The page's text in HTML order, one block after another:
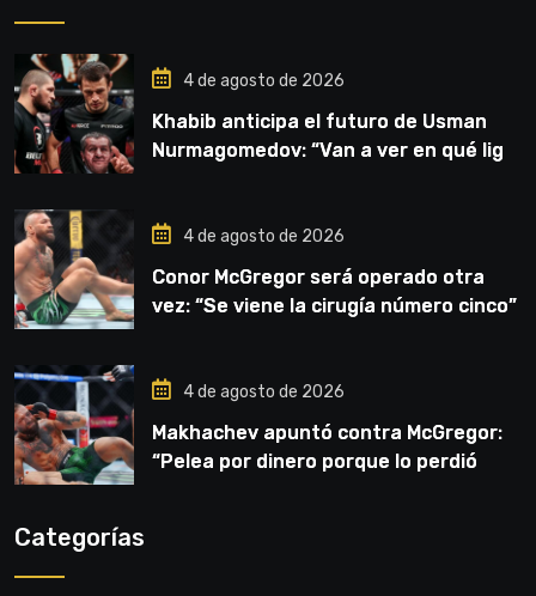
4 de agosto de 2026
Khabib anticipa el futuro de Usman
Nurmagomedov: “Van a ver en qué liga
4 de agosto de 2026
Conor McGregor será operado otra
vez: “Se viene la cirugía número cinco”
4 de agosto de 2026
Makhachev apuntó contra McGregor:
“Pelea por dinero porque lo perdió
Categorías